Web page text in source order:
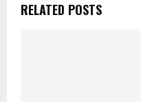
RELATED POSTS